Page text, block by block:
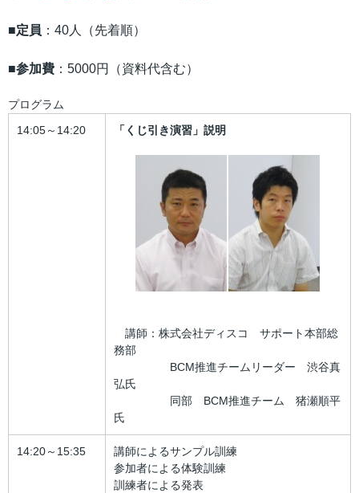
■定員 ：40人（先着順）
■参加費 ：5000円（資料代含む）
プログラム
14:05～14:20 「くじ引き演習」説明
講師：株式会社ディスコ サポート本部総
務部
BCM推進チームリーダー 渋谷真
弘氏
同部 BCM推進チーム 猪瀬順平
氏
14:20～15:35
講師によるサンプル訓練
参加者による体験訓練
訓練者による発表